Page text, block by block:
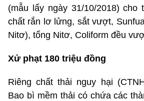
(mẫu lấy ngày 31/10/2018) cho
chất rắn lơ lửng, sắt vượt,
Nitơ), tổng Nitơ, Coliform đều
Xử phạt 180 triệu đồng
Riêng chất thải nguy hại
Bao bì mềm thải có chứa các